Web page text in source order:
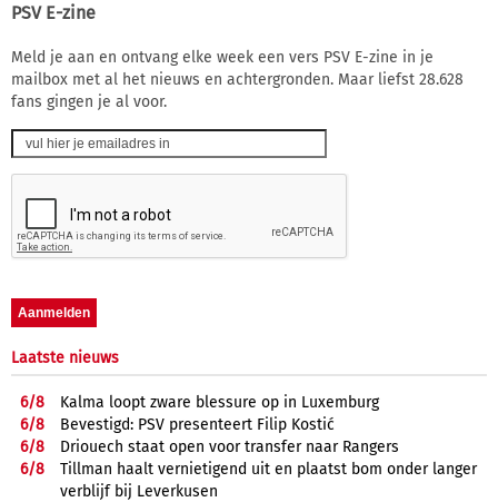
PSV E-zine
Meld je aan en ontvang elke week een vers PSV E-zine in je
mailbox met al het nieuws en achtergronden. Maar liefst 28.628
fans gingen je al voor.
Laatste nieuws
6/8
Kalma loopt zware blessure op in Luxemburg
6/8
Bevestigd: PSV presenteert Filip Kostić
6/8
Driouech staat open voor transfer naar Rangers
6/8
Tillman haalt vernietigend uit en plaatst bom onder langer
verblijf bij Leverkusen